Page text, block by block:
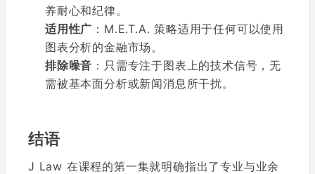
养耐心和纪律。
适用性广 ：M.E.T.A. 策略适用于任何可以使用
图表分析的金融市场。
排除噪音 ：只需专注于图表上的技术信号，无
需被基本面分析或新闻消息所干扰。
结语
J Law 在课程的第一集就明确指出了专业与业余